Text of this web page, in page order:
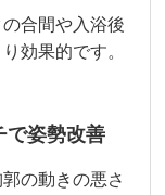
合間や入浴後
効果的です。
で姿勢改善
の動きの悪さ